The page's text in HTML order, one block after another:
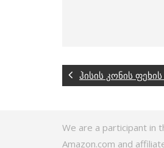
ჰისის კონის
We are a participant in
Amazon.com and